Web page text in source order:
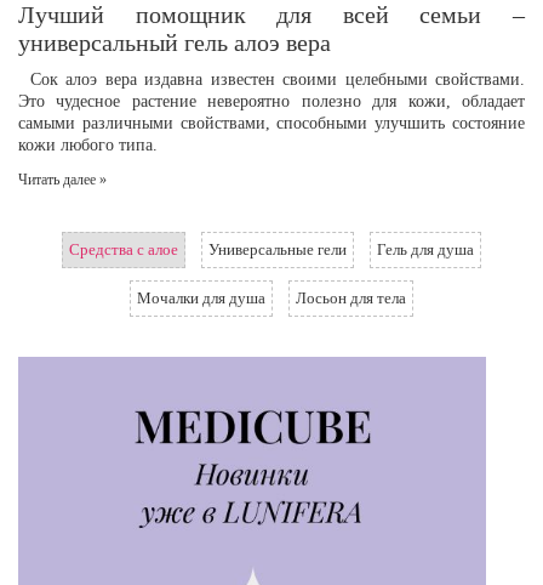
Лучший помощник для всей семьи –
универсальный гель алоэ вера
Сок алоэ вера издавна известен своими целебными свойствами.
Это чудесное растение невероятно полезно для кожи, обладает
самыми различными свойствами, способными улучшить состояние
кожи любого типа.
Читать далее »
Средства с алое Универсальные гели Гель для душа
Мочалки для душа Лосьон для тела